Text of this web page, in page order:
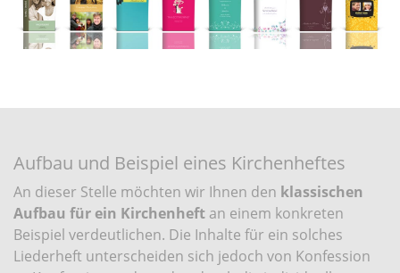
Aufbau und Beispiel eines Kirchenheftes
An dieser Stelle möchten wir Ihnen den klassischen
Aufbau für ein Kirchenheft an einem konkreten
Beispiel verdeutlichen. Die Inhalte für ein solches
Liederheft unterscheiden sich jedoch von Konfession